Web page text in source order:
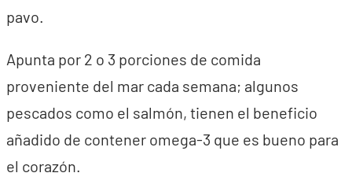
pavo.
Apunta por 2 o 3 porciones de comida
proveniente del mar cada semana; algunos
pescados como el salmón, tienen el beneficio
añadido de contener omega-3 que es bueno para
el corazón.